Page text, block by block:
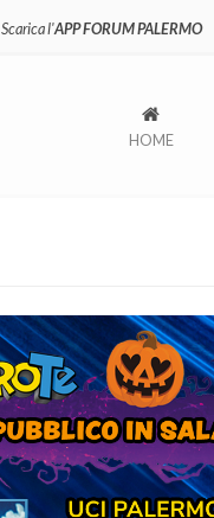
Scarica l'APP FORUM PALERMO
HOME